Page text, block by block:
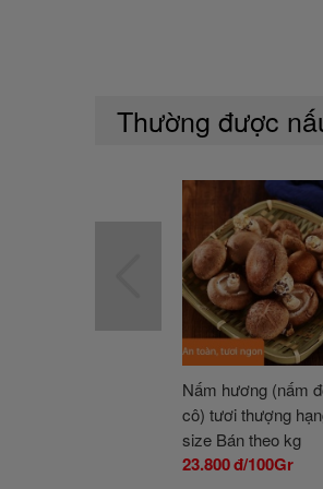
Thường được
Nấm hương (nấm
cô) tươi thượng
size Bán theo kg
23.800đ/100Gr